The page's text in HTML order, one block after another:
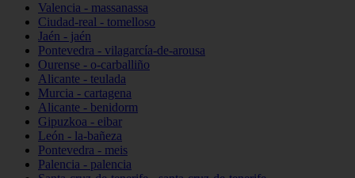
Valencia - massanassa
Ciudad-real - tomelloso
Jaén - jaén
Pontevedra - vilagarcía-de-arousa
Ourense - o-carballiño
Alicante - teulada
Murcia - cartagena
Alicante - benidorm
Gipuzkoa - eibar
León - la-bañeza
Pontevedra - meis
Palencia - palencia